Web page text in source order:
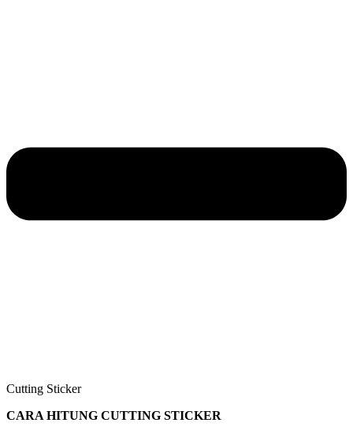
Cutting Sticker
CARA HITUNG CUTTING STICKER